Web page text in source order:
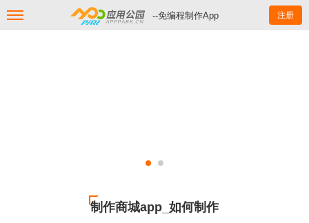
--免编程制作App 注册
制作商城app_如何制作